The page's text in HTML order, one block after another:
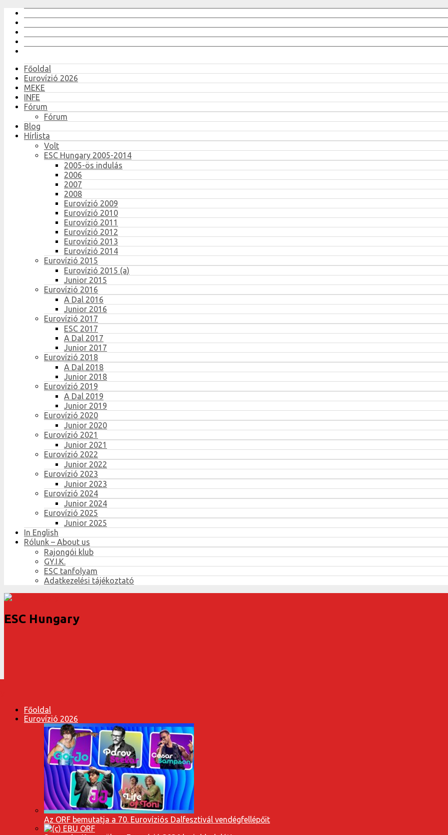
Főoldal
Eurovízió 2026
MEKE
INFE
Fórum
Fórum
Blog
Hírlista
Volt
ESC Hungary 2005-2014
2005-ös indulás
2006
2007
2008
Eurovízió 2009
Eurovízió 2010
Eurovízió 2011
Eurovízió 2012
Eurovízió 2013
Eurovízió 2014
Eurovízió 2015
Eurovízió 2015 (a)
Junior 2015
Eurovízió 2016
A Dal 2016
Junior 2016
Eurovízió 2017
ESC 2017
A Dal 2017
Junior 2017
Eurovízió 2018
A Dal 2018
Junior 2018
Eurovízió 2019
A Dal 2019
Junior 2019
Eurovízió 2020
Junior 2020
Eurovízió 2021
Junior 2021
Eurovízió 2022
Junior 2022
Eurovízió 2023
Junior 2023
Eurovízió 2024
Junior 2024
Eurovízió 2025
Junior 2025
In English
Rólunk – About us
Rajongói klub
GY.I.K.
ESC tanfolyam
Adatkezelési tájékoztató
ESC Hungary
Főoldal
Eurovízió 2026
Az ORF bemutatja a 70. Eurovíziós Dalfesztivál vendégfellépőit